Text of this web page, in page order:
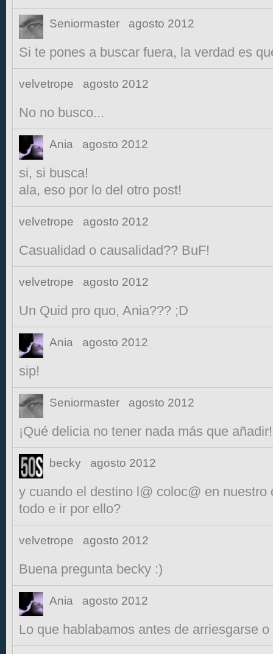
Seniormaster agosto 2012
Si te pones a buscar fuera, la verdad es
velvetrope agosto 2012
No no busco...
Ania agosto 2012
si, si busca!
ala, eso por lo del otro post!
velvetrope agosto 2012
Casualidad o causalidad?? BuF!
velvetrope agosto 2012
Un Quid pro quo, Ania??? ;D
Ania agosto 2012
sip!
Seniormaster agosto 2012
¡Qué delicia no tener nada más que
becky agosto 2012
y cuando el destino l@ coloc@ en nuestro
todo e ir por ello?
velvetrope agosto 2012
Buena pregunta becky :)
Ania agosto 2012
Lo que hablabamos antes de arriesgarse